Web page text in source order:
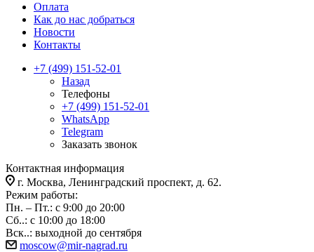
Оплата
Как до нас добраться
Новости
Контакты
+7 (499) 151-52-01
Назад
Телефоны
+7 (499) 151-52-01
WhatsApp
Telegram
Заказать звонок
Контактная информация
г. Москва, Ленинградский проспект, д. 62.
Режим работы:
Пн. – Пт.: с 9:00 до 20:00
Сб..: с 10:00 до 18:00
Вск..: выходной до сентября
moscow@mir-nagrad.ru